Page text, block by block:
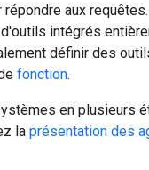
aux
intégrés
définir des
fonction.
en plusieurs
la présentation des